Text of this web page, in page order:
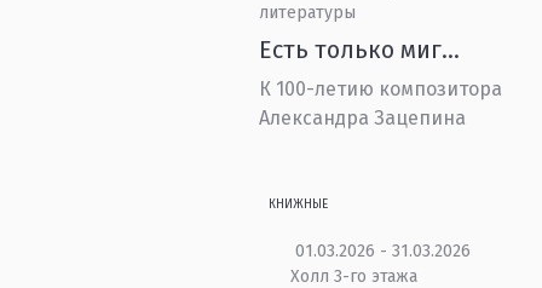
литературы
Есть только миг...
К 100-летию композитора
Александра Зацепина
КНИЖНЫЕ
01.03.2026 - 31.03.2026
Холл 3-го этажа